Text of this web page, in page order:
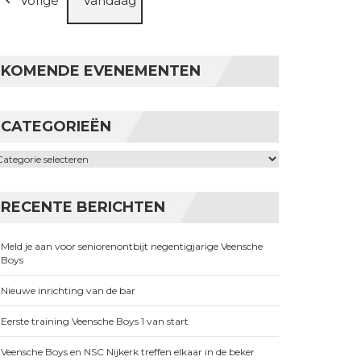
KOMENDE EVENEMENTEN
CATEGORIEËN
RECENTE BERICHTEN
Meld je aan voor seniorenontbijt negentigjarige Veensche
Boys
Nieuwe inrichting van de bar
Eerste training Veensche Boys 1 van start
Veensche Boys en NSC Nijkerk treffen elkaar in de beker